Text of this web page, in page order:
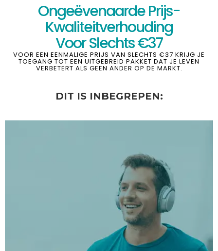
Ongeëvenaarde Prijs-
Kwaliteitverhouding
Voor Slechts €37
VOOR EEN EENMALIGE PRIJS VAN SLECHTS €37 KRIJG JE
TOEGANG TOT EEN UITGEBREID PAKKET DAT JE LEVEN
VERBETERT ALS GEEN ANDER OP DE MARKT.
DIT IS INBEGREPEN: